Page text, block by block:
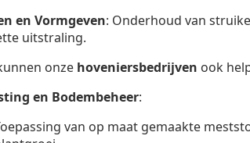
en Vormgeven: Onderhoud van
uitstraling.
onze hoveniersbedrijven ook
en Bodembeheer:
van op maat gemaakte